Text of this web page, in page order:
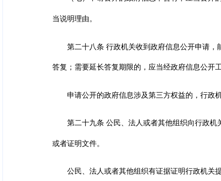
当说明理由。
第二十八条 行政机关收到政府信息公开申请
答复；需要延长答复期限的，应当经政府信息公开
申请公开的政府信息涉及第三方权益的，行政
第二十九条 公民、法人或者其他组织向行政
或者证明文件。
公民、法人或者其他组织有证据证明行政机关